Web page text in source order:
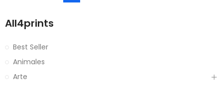
All4prints
Best Seller
Animales
Arte